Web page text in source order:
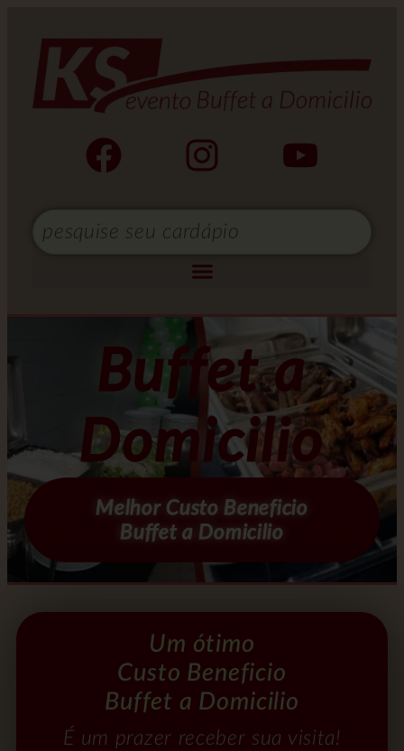
Buffet a
Domicilio
Melhor Custo Beneficio
Buffet a Domicilio
Um ótimo
Custo Beneficio
Buffet a Domicilio
É um prazer receber sua visita!